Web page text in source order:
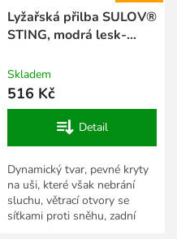
Lyžařská přilba SULOV®
STING, modrá lesk-
Skladem
516 Kč
Detail
Dynamický tvar, pevné kryty
na uši, které však nebrání
sluchu, větrací otvory se
síťkami proti sněhu, zadní